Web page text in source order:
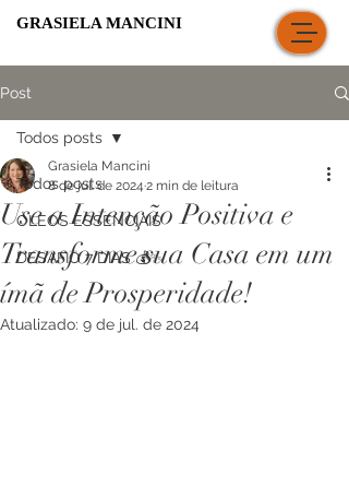
GRASIELA MANCINI
Post
Todos posts
ÓLEOS ESSENCIAIS
DESAFIO 7 DIAS 💰✨
Todos posts
Use a Intenção Positiva e
Transforme sua Casa em um
ímã de Prosperidade!
Grasiela Mancini
8 de jul. de 2024 2 min de leitura
Atualizado: 9 de jul. de 2024